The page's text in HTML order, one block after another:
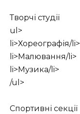
Творчі студії
ul>
li>Хореографія/li>
li>Малювання/li>
li>Музика/li>
/ul>
Спортивні секції